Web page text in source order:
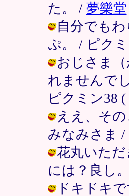
た。 / 夢樂堂
自分でも
ぷ。 / ピクミ
おじさま
れませんで
ピクミン38 (
ええ、そ
みなみさま /
花丸いた
には？良し
ドキドキ